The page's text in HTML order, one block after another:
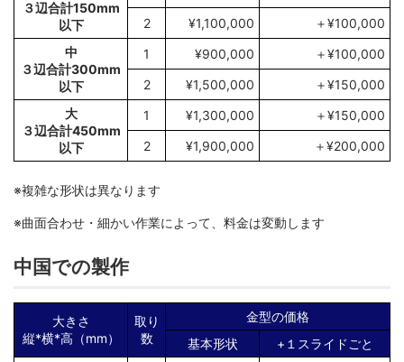
３辺合計150mm
以下
2
¥1,100,000
＋¥100,000
中
３辺合計300mm
以下
1 ¥900,000
＋¥100,000
2
¥1,500,000
＋¥150,000
大
３辺合計450mm
以下
1 ¥1,300,000
＋¥150,000
2
¥1,900,000 ＋¥200,000
※複雑な形状は異なります
※曲面合わせ・細かい作業によって、料金は変動します
中国での製作
大きさ
縦*横*高（mm）
取り
数
金型の価格
基本形状
+１スライドごと